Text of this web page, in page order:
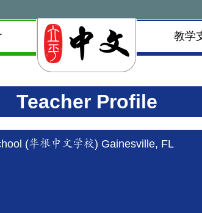
教学
Teacher Profile
(华根中文学校) Gainesville, FL